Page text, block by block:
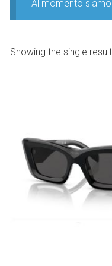
Al momento siamo
Showing the single result